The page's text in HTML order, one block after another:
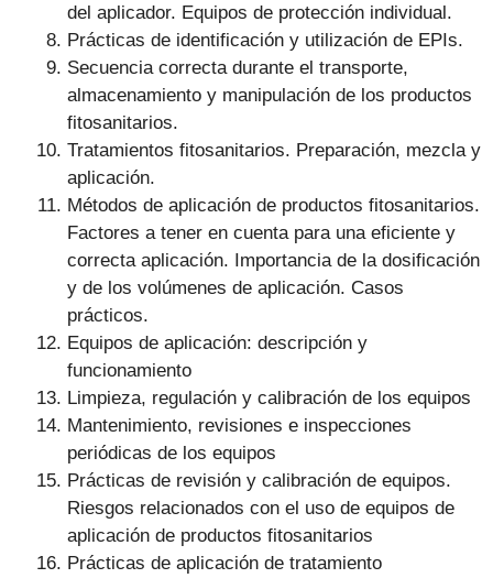
del aplicador. Equipos de protección individual.
Prácticas de identificación y utilización de EPIs.
Secuencia correcta durante el transporte,
almacenamiento y manipulación de los productos
fitosanitarios.
Tratamientos fitosanitarios. Preparación, mezcla y
aplicación.
Métodos de aplicación de productos fitosanitarios.
Factores a tener en cuenta para una eficiente y
correcta aplicación. Importancia de la dosificación
y de los volúmenes de aplicación. Casos
prácticos.
Equipos de aplicación: descripción y
funcionamiento
Limpieza, regulación y calibración de los equipos
Mantenimiento, revisiones e inspecciones
periódicas de los equipos
Prácticas de revisión y calibración de equipos.
Riesgos relacionados con el uso de equipos de
aplicación de productos fitosanitarios
Prácticas de aplicación de tratamiento